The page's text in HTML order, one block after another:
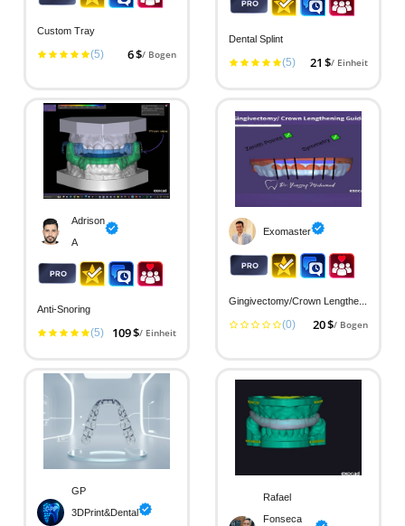
Custom Tray
(5) 6 $/ Bogen
Dental Splint
(5) 21 $/ Einheit
Adrison
A
Anti-Snoring
(5) 109 $/ Einheit
Exomaster
Gingivectomy/Crown Lengthening G...
(0) 20 $/ Bogen
GP
3DPrint&Dental
Rafael
Fonseca